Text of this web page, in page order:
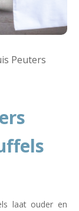
Peuters
laat ouder en